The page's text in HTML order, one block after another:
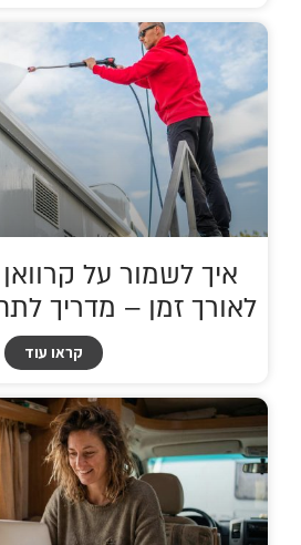
איך לשמור על
לאורך זמן – מדריך
קראו עוד